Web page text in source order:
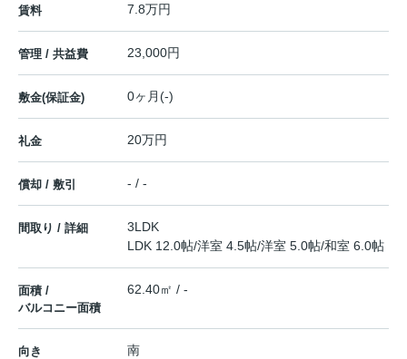
賃料 7.8万円
管理 / 共益費 23,000円
敷金(保証金) 0ヶ月(-)
礼金 20万円
償却 / 敷引 - / -
間取り / 詳細
3LDK
LDK 12.0帖/洋室 4.5帖/洋室 5.0帖/和室 6.0帖
面積 /
バルコニー面積
62.40㎡ / -
向き 南